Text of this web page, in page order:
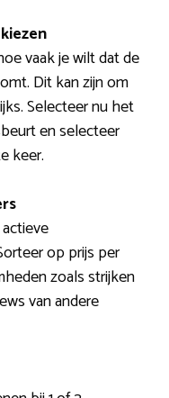
vaak je wilt dat de
Dit kan zijn om
Selecteer nu het
en selecteer
keer.
op prijs per
zoals strijken
van andere